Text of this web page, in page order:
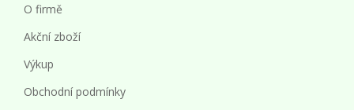
O firmě
Akční zboží
Výkup
Obchodní podmínky